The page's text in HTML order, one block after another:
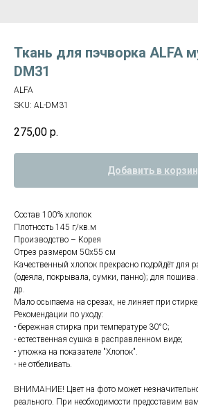
Ткань для пэчворка ALFA
DM31
ALFA
SKU: AL-DM31
275,00 р.
Добавить в
Состав 100% хлопок
Плотность 145 г/кв.м
Производство – Корея
Отрез размером 50х55 см
Качественный хлопок прекрасно подойдёт для
(одеяла, покрывала, сумки, панно); для пошива
др.
Мало осыпаема на срезах, не линяет при
Рекомендации по уходу:
- бережная стирка при температуре 30°С;
- естественная сушка в расправленном виде;
- утюжка на показателе "Хлопок".
- не отбеливать.
ВНИМАНИЕ! Цвет на фото может незначительно
реального. При необходимости предоставим